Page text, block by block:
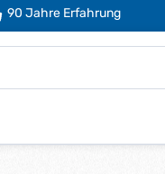
90 Jahre Erfahrung